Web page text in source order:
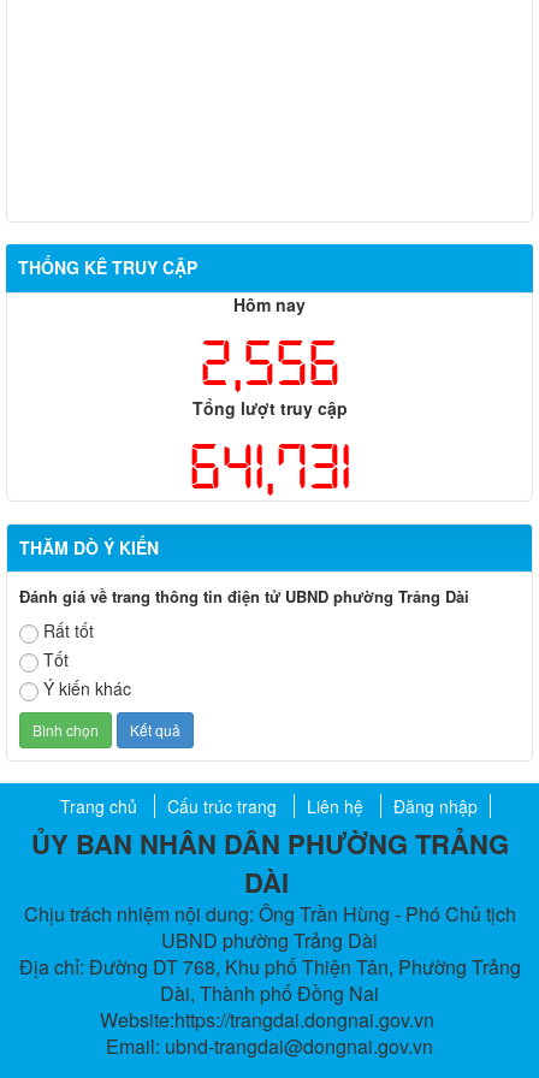
THỐNG KÊ TRUY CẬP
Hôm nay
2,556
Tổng lượt truy cập
641,731
THĂM DÒ Ý KIẾN
Đánh giá về trang thông tin điện tử UBND phường Trảng Dài
Rất tốt
Tốt
Ý kiến khác
Trang chủ Cấu trúc trang Liên hệ Đăng nhập
ỦY BAN NHÂN DÂN PHƯỜNG TRẢNG
DÀI
Chịu trách nhiệm nội dung: Ông Trần Hùng - Phó Chủ tịch
UBND phường Trảng Dài
Địa chỉ: Đường DT 768, Khu phố Thiện Tân, Phường Trảng
Dài, Thành phố Đồng Nai
Website:https://trangdai.dongnai.gov.vn
Email: ubnd-trangdai@dongnai.gov.vn